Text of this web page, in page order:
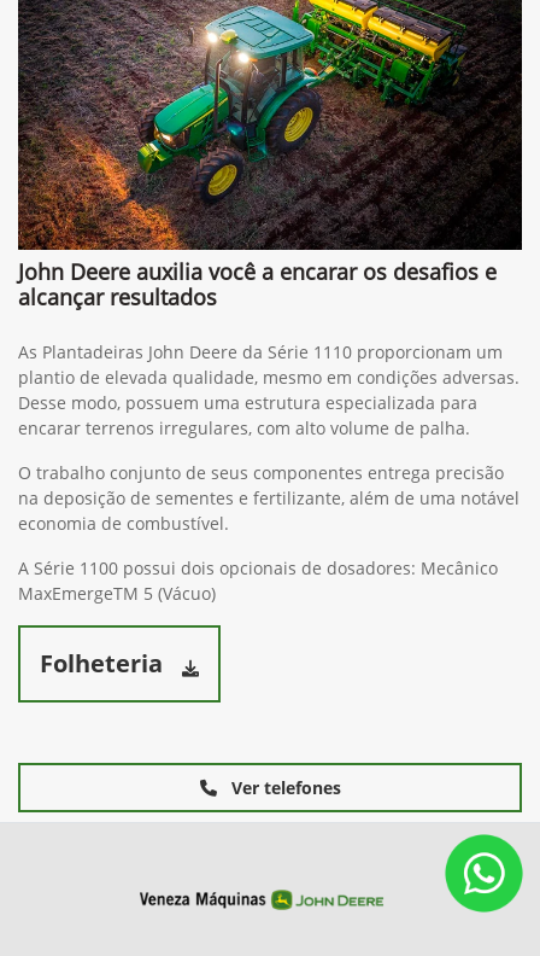
John Deere auxilia você a encarar os desafios e
alcançar resultados
As Plantadeiras John Deere da Série 1110 proporcionam um
plantio de elevada qualidade, mesmo em condições adversas.
Desse modo, possuem uma estrutura especializada para
encarar terrenos irregulares, com alto volume de palha.
O trabalho conjunto de seus componentes entrega precisão
na deposição de sementes e fertilizante, além de uma notável
economia de combustível.
A Série 1100 possui dois opcionais de dosadores: Mecânico
MaxEmergeTM 5 (Vácuo)
Folheteria
Ver telefones